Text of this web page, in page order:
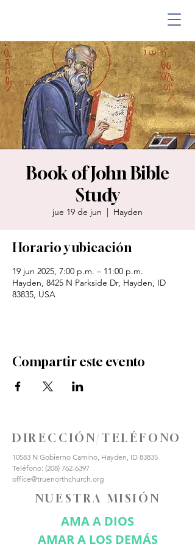
Book of John Bible
Study
jue 19 de jun
  |
Hayden
Horario y ubicación
19 jun 2025, 7:00 p.m. – 11:00 p.m.
Hayden, 8425 N Parkside Dr, Hayden, ID
83835, USA
Compartir este evento
DIRECCIÓN/TELÉFONO
10583 N Gobierno Camino, Hayden, ID 83835
Teléfono: (208) 762-6397
office@truenorthchurch.org
NUESTRA MISIÓN
AMA A DIOS
AMAR A LOS DEMÁS